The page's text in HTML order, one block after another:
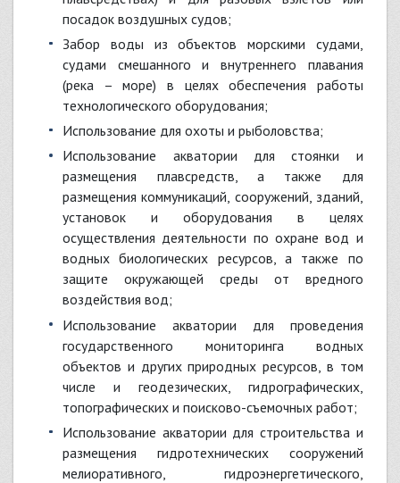
посадок воздушных судов;
забор воды из объектов морскими судами,
судами смешанного и внутреннего плавания
(река – море) в целях обеспечения работы
технологического оборудования;
использование для охоты и рыболовства;
использование акватории для стоянки и
размещения плавсредств, а также для
размещения коммуникаций, сооружений, зданий,
установок и оборудования в целях
осуществления деятельности по охране вод и
водных биологических ресурсов, а также по
защите окружающей среды от вредного
воздействия вод;
использование акватории для проведения
государственного мониторинга водных
объектов и других природных ресурсов, в том
числе и геодезических, гидрографических,
топографических и поисково-съемочных работ;
использование акватории для строительства и
размещения гидротехнических сооружений
мелиоративного, гидроэнергетического,